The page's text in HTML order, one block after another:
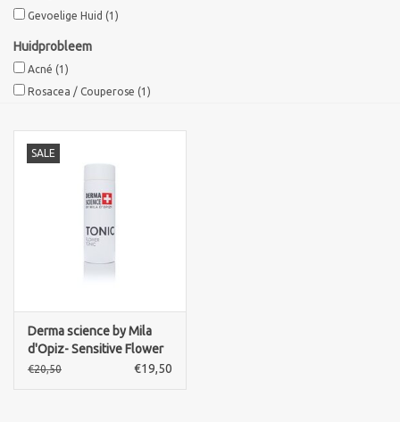
Sothys Paris
Mila d'Opiz
Pascaud
PCA SKINCARE
Ekseption Skincare
Gevoelige Huid (1)
Huidprobleem
Acné (1)
Rosacea / Couperose (1)
SALE
Derma science by Mila
d'Opiz- Sensitive Flower
Tonic
€20,50 €19,50